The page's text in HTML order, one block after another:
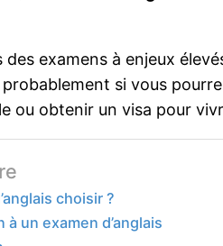
des examens à enjeux
si vous
ou obtenir un visa pour
choisir ?
à un examen d’anglais